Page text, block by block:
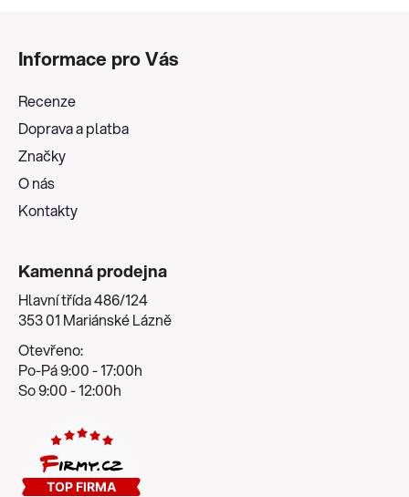
Informace pro Vás
Recenze
Doprava a platba
Značky
O nás
Kontakty
Kamenná prodejna
Hlavní třída 486/124
353 01 Mariánské Lázně
Otevřeno:
Po-Pá 9:00 - 17:00h
So 9:00 - 12:00h